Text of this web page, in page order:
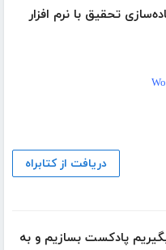
تحقیق با نرم افزار
دریافت از کتابراه
پادکست بسازیم و به